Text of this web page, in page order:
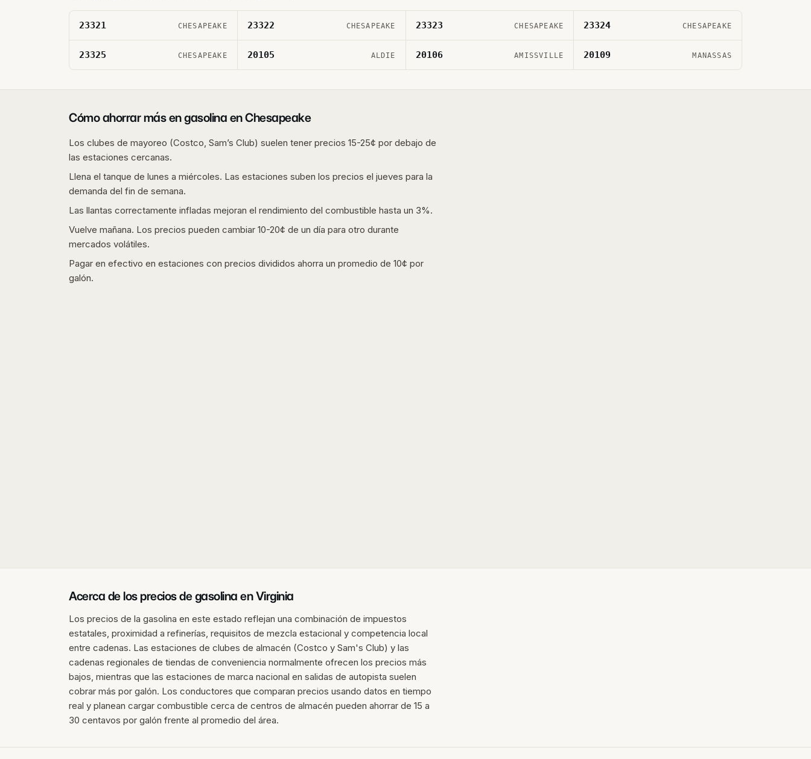
23321 CHESAPEAKE 23322 CHESAPEAKE 23323 CHESAPEAKE 23324 CHESAPEAKE
23325 CHESAPEAKE 20105 ALDIE 20106 AMISSVILLE 20109 MANASSAS
Cómo ahorrar más en gasolina enChesapeake
Los clubes de mayoreo (Costco, Sam’s Club) suelen tener precios 15-25¢ por debajo de
las estaciones cercanas.
Llena el tanque de lunes a miércoles. Las estaciones suben los precios el jueves para la
demanda del fin de semana.
Las llantas correctamente infladas mejoran el rendimiento del combustible hasta un 3%.
Vuelve mañana. Los precios pueden cambiar 10-20¢ de un día para otro durante
mercados volátiles.
Pagar en efectivo en estaciones con precios divididos ahorra un promedio de 10¢ por
galón.
Acerca de los precios de gasolina en Virginia
Los precios de la gasolina en este estado reflejan una combinación de impuestos
estatales, proximidad a refinerías, requisitos de mezcla estacional y competencia local
entre cadenas. Las estaciones de clubes de almacén (Costco y Sam's Club) y las
cadenas regionales de tiendas de conveniencia normalmente ofrecen los precios más
bajos, mientras que las estaciones de marca nacional en salidas de autopista suelen
cobrar más por galón. Los conductores que comparan precios usando datos en tiempo
real y planean cargar combustible cerca de centros de almacén pueden ahorrar de 15 a
30 centavos por galón frente al promedio del área.